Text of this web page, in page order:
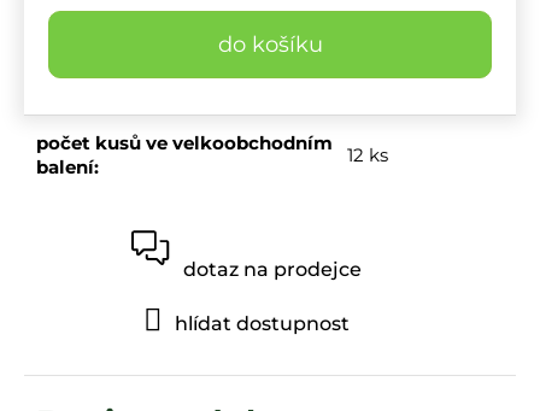
do košíku
počet kusů ve velkoobchodním
balení:
12 ks
dotaz na prodejce
hlídat dostupnost